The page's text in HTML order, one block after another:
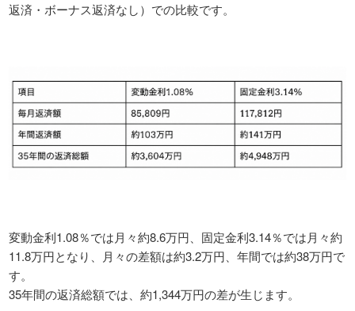
返済・ボーナス返済なし）での比較です。
変動金利1.08％では月々約8.6万円、固定金利3.14％では月々約
11.8万円となり、月々の差額は約3.2万円、年間では約38万円で
す。
35年間の返済総額では、約1,344万円の差が生じます。